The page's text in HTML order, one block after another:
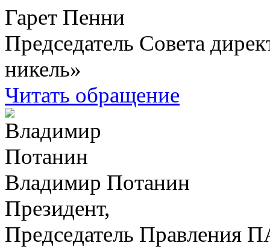
Гарет Пенни
Председатель Совета
никель»
Читать обращение
Владимир Потанин
Президент,
Председатель Правления